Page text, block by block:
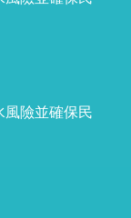
風險並確保民